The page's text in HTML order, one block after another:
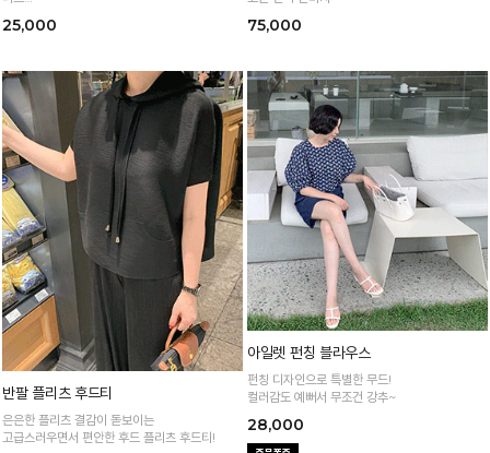
하게 입어요
25,000 75,000
반팔 플리츠 후드티
은은한 플리츠 결감이 돋보이는
고급스러우면서 편안한 후드 플리츠 후드티!
아일렛 펀칭 블라우스
펀칭 디자인으로 특별한 무드!
컬러감도 예뻐서 무조건 강추~
28,000